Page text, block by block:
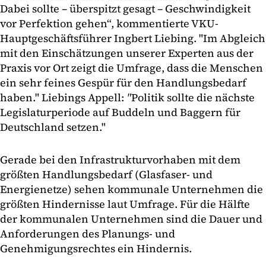
Dabei sollte – überspitzt gesagt – Geschwindigkeit
vor Perfektion gehen“, kommentierte VKU-
Hauptgeschäftsführer Ingbert Liebing. "Im Abgleich
mit den Einschätzungen unserer Experten aus der
Praxis vor Ort zeigt die Umfrage, dass die Menschen
ein sehr feines Gespür für den Handlungsbedarf
haben." Liebings Appell: "Politik sollte die nächste
Legislaturperiode auf Buddeln und Baggern für
Deutschland setzen."
Gerade bei den Infrastrukturvorhaben mit dem
größten Handlungsbedarf (Glasfaser- und
Energienetze) sehen kommunale Unternehmen die
größten Hindernisse laut Umfrage. Für die Hälfte
der kommunalen Unternehmen sind die Dauer und
Anforderungen des Planungs- und
Genehmigungsrechtes ein Hindernis.